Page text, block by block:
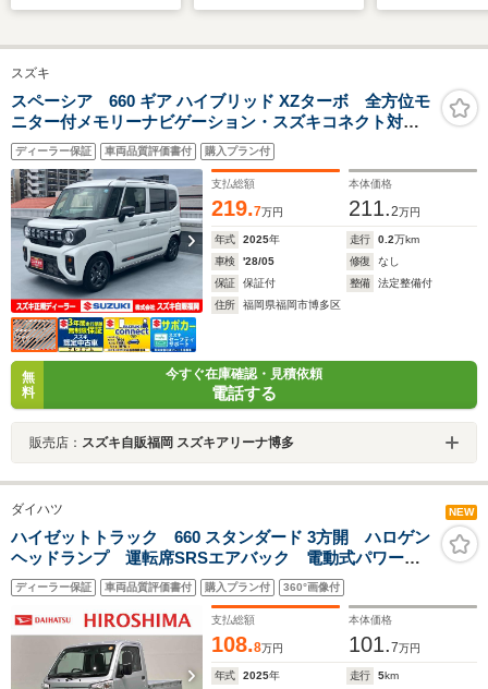
ー レーダークルー
ズ 禁煙車 レザーシ
ート 前席シートエア
コン ドラレコ スマ
ートキー LEDヘッド
装 16インチ
ト 高さ調整
キット オリ
スズキ
スペーシア 660 ギア ハイブリッド XZターボ 全方位モ
ニター付メモリーナビゲーション・スズキコネクト対応
通信機装着車 デュアルセンサーブレーキサポートII 後席
両側パワースライドドア USBソケット LEDヘッドランプ
ヘッドアップディスプレイ
ディーラー保証 車両品質評価書付 購入プラン付
支払総額
219.7万円
本体価格
211.2万円
年式 2025年 走行 0.2万km
車検
'28/05 修復
なし
保証
保証付 整備
法定整備付
住所
福岡県福岡市博多区
無
料
今すぐ在庫確認・見積依頼
電話する
販売店： スズキ自販福岡 スズキアリーナ博多
ダイハツ NEW
ハイゼットトラック 660 スタンダード 3方開 ハロゲン
ヘッドランプ 運転席SRSエアバック 電動式パワース
テアリング AM/FMラジオ テールゲート スペアタイ
ヤ ガードフレーム
ディーラー保証 車両品質評価書付 購入プラン付 360°画像付
支払総額
108.8万円
本体価格
101.7万円
年式 2025年 走行 5km